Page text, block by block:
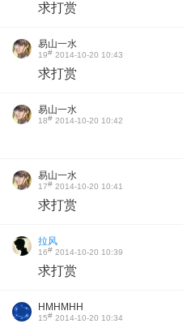
求打赏
易山一水
19# 2014-10-20 10:43
求打赏
易山一水
18# 2014-10-20 10:42
易山一水
17# 2014-10-20 10:41
求打赏
拉风
16# 2014-10-20 10:39
求打赏
HMHMHH
15# 2014-10-20 10:34